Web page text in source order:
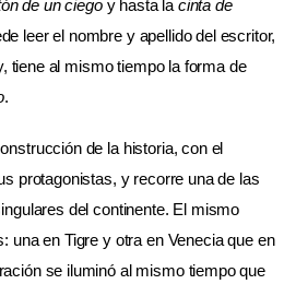
de un ciegoy hasta la cinta de
leer el nombre y apellido del escritor,
tiene al mismo tiempo la forma de
.
de la historia, con el
protagonistas, y recorre una de las
del continente. El mismo
una en Tigre y otra en Venecia que en
se iluminó al mismo tiempo que